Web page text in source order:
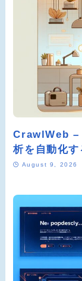
CrawlWeb
析を自動化
August 9, 2026